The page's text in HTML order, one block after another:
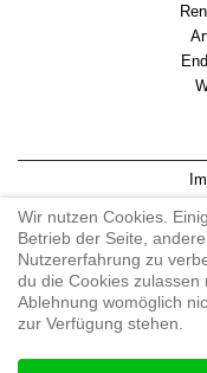
Wir nutzen Cookies.
Betrieb der Seite,
Nutzererfahrung zu
du die Cookies
Ablehnung womöglich
zur Verfügung stehen.